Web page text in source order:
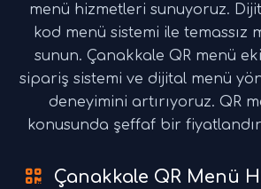
menü hizmetleri sunuyoruz.
kod menü sistemi ile temassız
sunun. Çanakkale QR menü
sipariş sistemi ve dijital menü
deneyimini artırıyoruz. QR
konusunda şeffaf bir
Çanakkale QR Menü